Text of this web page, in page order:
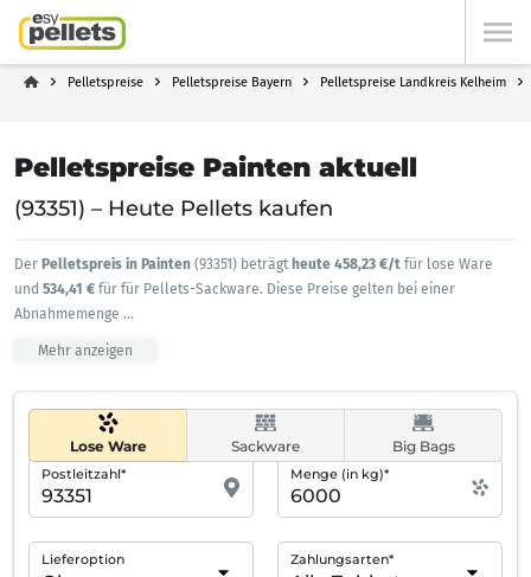
Pelletspreise Pelletspreise Bayern Pelletspreise Landkreis Kelheim
Pelletspreise Painten aktuell
(93351) – Heute Pellets kaufen
Der Pelletspreis in Painten (93351) beträgt heute 458,23 €/t für lose Ware
und 534,41 € für für Pellets-Sackware. Diese Preise gelten bei einer
Abnahmemenge ...
Mehr anzeigen
Lose Ware Sackware Big Bags
Postleitzahl* Menge (in kg)*
Lieferoption Zahlungsarten*